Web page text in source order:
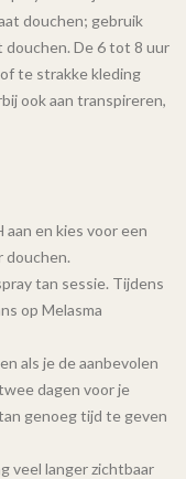
douchen; gebruik
De 6 tot 8 uur
te strakke kleding
ook aan transpireren,
en kies voor een
douchen.
tan sessie. Tijdens
op Melasma
als je de aanbevolen
dagen voor je
genoeg tijd te geven
veel langer zichtbaar